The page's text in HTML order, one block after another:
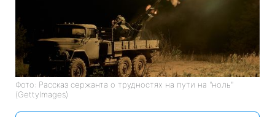
Фото: Рассказ сержанта о трудностях на пути на "ноль"
(GettyImages)